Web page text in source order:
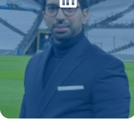
https://www.linkedin.com/in/maroua
ne-assel-7b490952/